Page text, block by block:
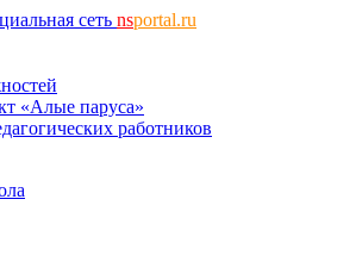
сеть nsportal.ru
«Алые паруса»
работников